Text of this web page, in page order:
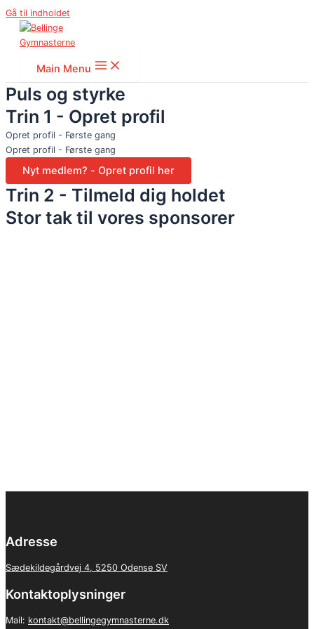
Gå til indholdet
Main Menu
Puls og styrke
Trin 1 - Opret profil
Opret profil - Første gang
Opret profil - Første gang
Trin 2 - Tilmeld dig holdet
Stor tak til vores sponsorer
Adresse
Sædekildegårdvej 4, 5250 Odense SV
Kontaktoplysninger
Mail: kontakt@bellingegymnasterne.dk